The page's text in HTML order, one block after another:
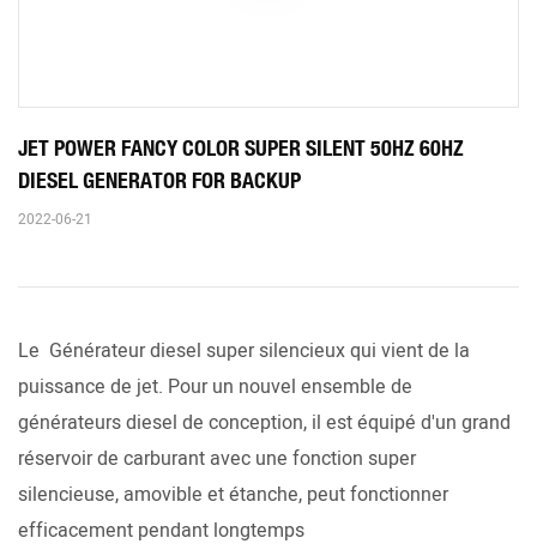
JET POWER FANCY COLOR SUPER SILENT 50HZ 60HZ
DIESEL GENERATOR FOR BACKUP
2022-06-21
Le Générateur diesel super silencieux qui vient de la
puissance de jet. Pour un nouvel ensemble de
générateurs diesel de conception, il est équipé d'un grand
réservoir de carburant avec une fonction super
silencieuse, amovible et étanche, peut fonctionner
efficacement pendant longtemps